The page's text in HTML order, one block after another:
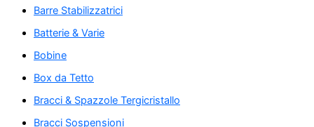
Barre Stabilizzatrici
Batterie & Varie
Bobine
Box da Tetto
Bracci & Spazzole Tergicristallo
Bracci Sospensioni